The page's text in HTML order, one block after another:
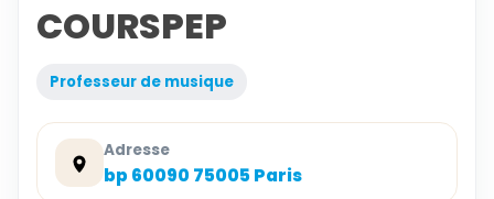
COURSPEP
Professeur de musique
Adresse
bp 60090 75005 Paris